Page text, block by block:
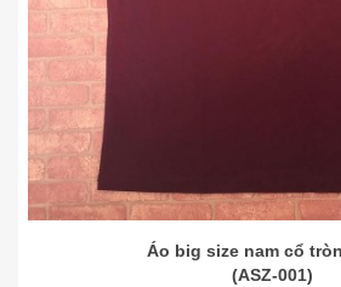
Áo big size nam cổ
(ASZ-001)